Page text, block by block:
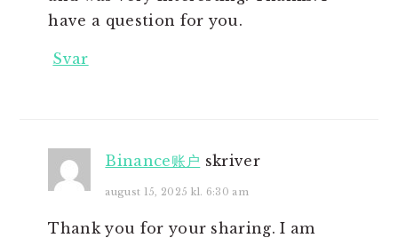
have a question for you.
Svar
Binance账户 skriver
august 15, 2025 kl. 6:30 am
Thank you for your sharing. I am